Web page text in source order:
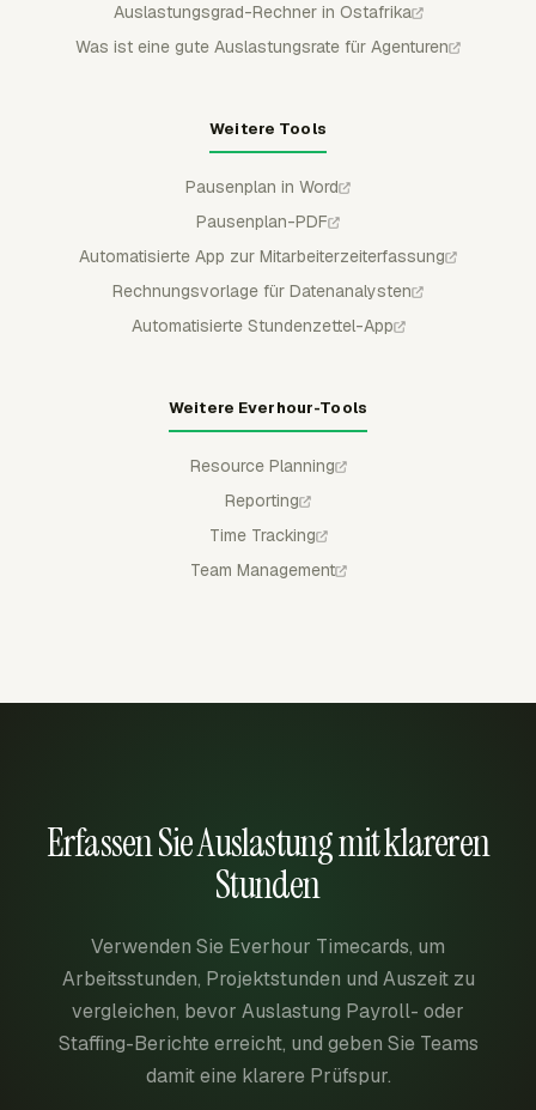
Auslastungsgrad-Rechner in Ostafrika
Was ist eine gute Auslastungsrate für Agenturen
Weitere Tools
Pausenplan in Word
Pausenplan-PDF
Automatisierte App zur Mitarbeiterzeiterfassung
Rechnungsvorlage für Datenanalysten
Automatisierte Stundenzettel-App
Weitere Everhour-Tools
Resource Planning
Reporting
Time Tracking
Team Management
Erfassen Sie Auslastung mit klareren
Stunden
Verwenden Sie Everhour Timecards, um
Arbeitsstunden, Projektstunden und Auszeit zu
vergleichen, bevor Auslastung Payroll- oder
Staffing-Berichte erreicht, und geben Sie Teams
damit eine klarere Prüfspur.